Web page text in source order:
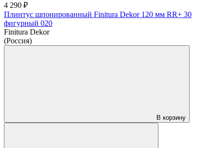
4 290 ₽
Плинтус шпонированный Finitura Dekor 120 мм RR+ 30
фигурный 020
Finitura Dekor
(Россия)
В корзину